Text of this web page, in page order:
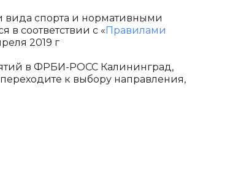
вида спорта и нормативными
в соответствии с «Правилами
2019 г
в ФРБИ-РОСС Калининград,
к выбору направления,